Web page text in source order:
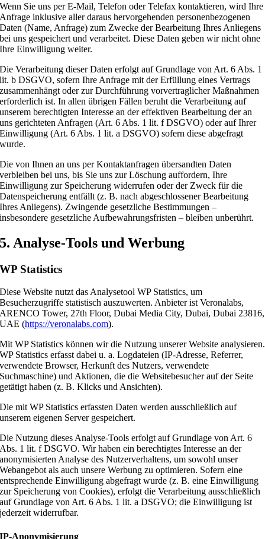
Wenn Sie uns per E-Mail, Telefon oder Telefax kontaktieren, wird Ihre
Anfrage inklusive aller daraus hervorgehenden personenbezogenen
Daten (Name, Anfrage) zum Zwecke der Bearbeitung Ihres Anliegens
bei uns gespeichert und verarbeitet. Diese Daten geben wir nicht ohne
Ihre Einwilligung weiter.
Die Verarbeitung dieser Daten erfolgt auf Grundlage von Art. 6 Abs. 1
lit. b DSGVO, sofern Ihre Anfrage mit der Erfüllung eines Vertrags
zusammenhängt oder zur Durchführung vorvertraglicher Maßnahmen
erforderlich ist. In allen übrigen Fällen beruht die Verarbeitung auf
unserem berechtigten Interesse an der effektiven Bearbeitung der an
uns gerichteten Anfragen (Art. 6 Abs. 1 lit. f DSGVO) oder auf Ihrer
Einwilligung (Art. 6 Abs. 1 lit. a DSGVO) sofern diese abgefragt
wurde.
Die von Ihnen an uns per Kontaktanfragen übersandten Daten
verbleiben bei uns, bis Sie uns zur Löschung auffordern, Ihre
Einwilligung zur Speicherung widerrufen oder der Zweck für die
Datenspeicherung entfällt (z. B. nach abgeschlossener Bearbeitung
Ihres Anliegens). Zwingende gesetzliche Bestimmungen –
insbesondere gesetzliche Aufbewahrungsfristen – bleiben unberührt.
5. Analyse-Tools und Werbung
WP Statistics
Diese Website nutzt das Analysetool WP Statistics, um
Besucherzugriffe statistisch auszuwerten. Anbieter ist Veronalabs,
ARENCO Tower, 27th Floor, Dubai Media City, Dubai, Dubai 23816,
UAE (https://veronalabs.com).
Mit WP Statistics können wir die Nutzung unserer Website analysieren.
WP Statistics erfasst dabei u. a. Logdateien (IP-Adresse, Referrer,
verwendete Browser, Herkunft des Nutzers, verwendete
Suchmaschine) und Aktionen, die die Websitebesucher auf der Seite
getätigt haben (z. B. Klicks und Ansichten).
Die mit WP Statistics erfassten Daten werden ausschließlich auf
unserem eigenen Server gespeichert.
Die Nutzung dieses Analyse-Tools erfolgt auf Grundlage von Art. 6
Abs. 1 lit. f DSGVO. Wir haben ein berechtigtes Interesse an der
anonymisierten Analyse des Nutzerverhaltens, um sowohl unser
Webangebot als auch unsere Werbung zu optimieren. Sofern eine
entsprechende Einwilligung abgefragt wurde (z. B. eine Einwilligung
zur Speicherung von Cookies), erfolgt die Verarbeitung ausschließlich
auf Grundlage von Art. 6 Abs. 1 lit. a DSGVO; die Einwilligung ist
jederzeit widerrufbar.
IP-Anonymisierung